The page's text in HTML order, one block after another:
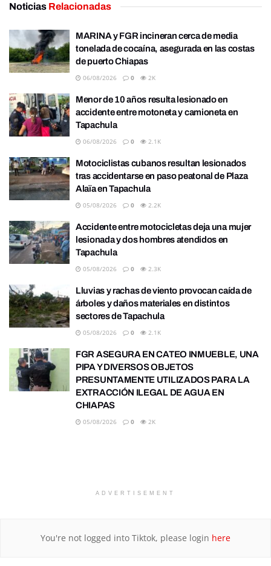
Noticias Relacionadas
MARINA y FGR incineran cerca de media
tonelada de cocaína, asegurada en las costas
de puerto Chiapas
06/08/2026 0 2K
Menor de 10 años resulta lesionado en
accidente entre motoneta y camioneta en
Tapachula
06/08/2026 0 2.1K
Motociclistas cubanos resultan lesionados
tras accidentarse en paso peatonal de Plaza
Alaïa en Tapachula
05/08/2026 0 2.2K
Accidente entre motocicletas deja una mujer
lesionada y dos hombres atendidos en
Tapachula
05/08/2026 0 2.3K
Lluvias y rachas de viento provocan caída de
árboles y daños materiales en distintos
sectores de Tapachula
05/08/2026 0 2.1K
FGR ASEGURA EN CATEO INMUEBLE, UNA
PIPA Y DIVERSOS OBJETOS
PRESUNTAMENTE UTILIZADOS PARA LA
EXTRACCIÓN ILEGAL DE AGUA EN
CHIAPAS
05/08/2026 0 2K
ADVERTISEMENT
You're not logged into Tiktok, please login here